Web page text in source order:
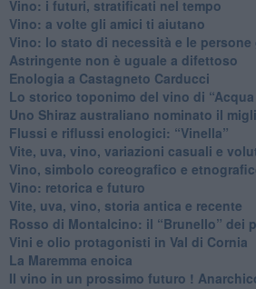
​Vino: i futuri, stratificati nel tempo
Vino: a volte gli amici ti aiutano
Vino: lo stato di necessità e le persone
​Astringente non è uguale a difettoso
Enologia a Castagneto Carducci
Lo storico toponimo del vino di “Acqua
Uno Shiraz australiano nominato il
​Flussi e riflussi enologici: “Vinella”
Vite, uva, vino, variazioni casuali e
Vino, simbolo coreografico e
​Vino: retorica e futuro
​Vite, uva, vino, storia antica e recente
​Rosso di Montalcino: il “Brunello” dei
Vini e olio protagonisti in Val di Cornia
​La Maremma enoica
Il vino in un prossimo futuro !